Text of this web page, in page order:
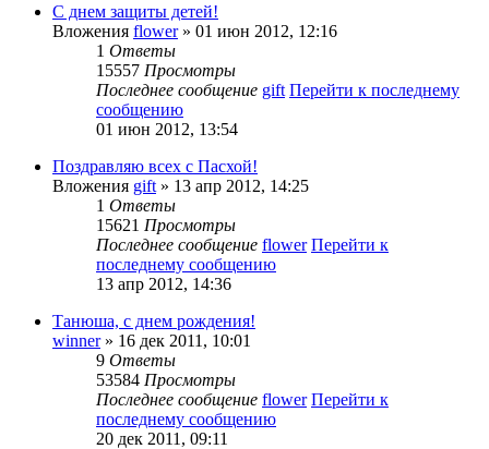
С днем защиты детей!
Вложения flower» 01 июн 2012, 12:16
1 Ответы
15557 Просмотры
Последнее сообщение gift Перейти к последнему
сообщению
01 июн 2012, 13:54
Поздравляю всех с Пасхой!
Вложения gift » 13 апр 2012, 14:25
1 Ответы
15621 Просмотры
Последнее сообщение flower Перейти к
последнему сообщению
13 апр 2012, 14:36
Танюша, с днем рождения!
winner» 16 дек 2011, 10:01
9 Ответы
53584 Просмотры
Последнее сообщение flower Перейти к
последнему сообщению
20 дек 2011, 09:11